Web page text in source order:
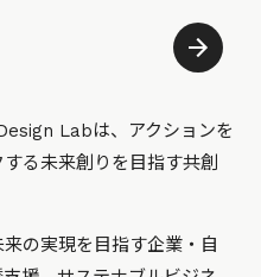
Labは、アクションを
る未来創りを目指す共創
の実現を目指す企業・自